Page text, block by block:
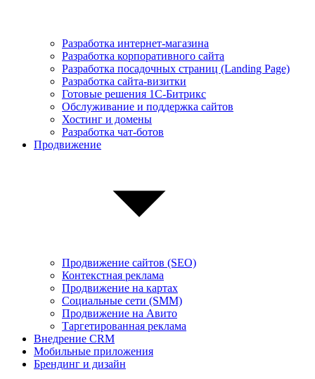
Разработка интернет-магазина
Разработка корпоративного сайта
Разработка посадочных страниц (Landing Page)
Разработка сайта-визитки
Готовые решения 1С-Битрикс
Обслуживание и поддержка сайтов
Хостинг и домены
Разработка чат-ботов
Продвижение
Продвижение сайтов (SEO)
Контекстная реклама
Продвижение на картах
Социальные сети (SMM)
Продвижение на Авито
Таргетированная реклама
Внедрение CRM
Мобильные приложения
Брендинг и дизайн